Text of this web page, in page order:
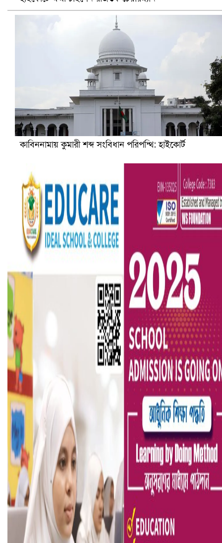
ভারতে ভয়াবহ সড়ক দুর্ঘটনা, নিহত ১৫
হলিউডে নতুন প্রেমের গুঞ্জন
কাবিননামায় কুমারী শব্দ সংবিধান পরিপন্থি: হাইকোর্ট